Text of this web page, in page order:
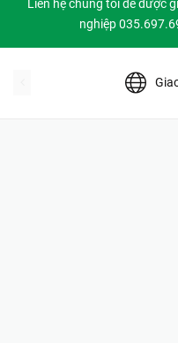
Liên hệ chúng tôi để được
nghiệp